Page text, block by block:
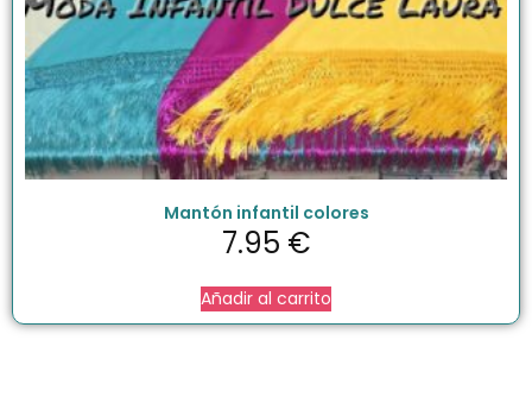
Mantón infantil colores
7.95 €
Añadir al carrito